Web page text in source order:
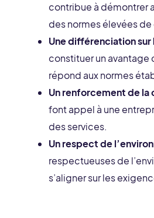
contribue à démontrer
des normes élevées
Une différenciation sur
constituer un avantage
répond aux normes
Un renforcement de la
font appel à une
des services.
Un respect de
respectueuses de
s’aligner sur les